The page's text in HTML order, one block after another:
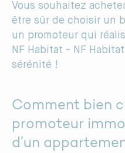
Vous souhaitez
être sûr de choisir un
un promoteur qui
NF Habitat - NF
sérénité !
Comment bien
promoteur
d’un
DÉCOUVRIR